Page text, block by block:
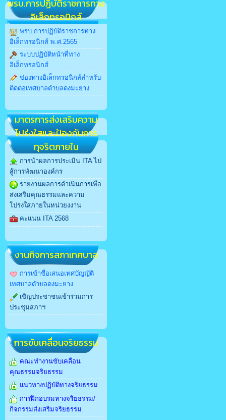
พรบ.การปฏิบัติราชการทาง
อิเล็กทรอนิกส์
พรบ.การปฏิบัติราชการทาง
อิเล็กทรอนิกส์ พ.ศ.2565
ระบบปฏิบัติหน้าที่ทาง
อิเล็กทรอนิกส์
ช่องทางอิเล็กทรอนิกส์สำหรับ
ติดต่อเทศบาลตำบลดงมะยาง
มาตรการส่งเสริมความ
โปร่งใสและป้องกันการ
ทุจริตภายใน
การนำผลการประเมิน ITA ไป
สู้การพัฒนาองค์กร
รายงานผลการดำเนินการเพื่อ
ส่งเสริมคุณธรรมและความ
โปร่งใสภายในหน่วยงงาน
คะแนน ITA 2568
งานกิจการสภาเทศบาล
การเข้าชื่อเสนอเทศบัญญัติ
เทศบาลตำบลดงมะยาง
เชิญประชาชนเข้าร่วมการ
ประชุมสภาฯ
การขับเคลื่อนจริยธรรม
คณะทำงานขับเคลื่อน
คุณธรรมจริยธรรม
แนวทางปฏิบัติทางจริยธรรม
การฝึกอบรมทางจริยธรรม/
กิจกรรมส่งเสริมจริยธรรม